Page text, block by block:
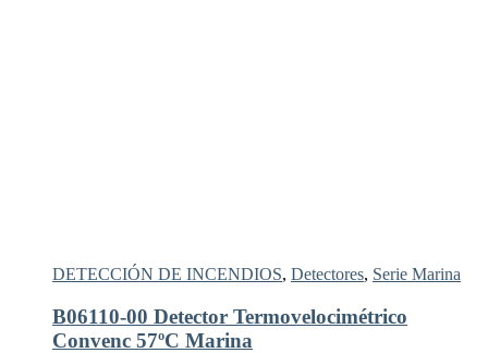
DETECCIÓN DE INCENDIOS, Detectores, Serie Marina
B06110-00 Detector Termovelocimétrico
Convenc 57ºC Marina